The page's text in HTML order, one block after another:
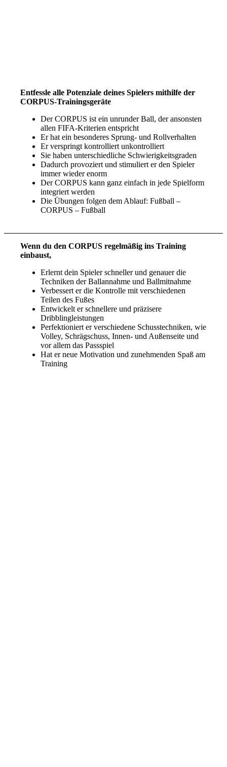
Entfessle alle Potenziale deines Spielers mithilfe der
CORPUS-Trainingsgeräte
Der CORPUS ist ein unrunder Ball, der ansonsten
allen FIFA-Kriterien entspricht
Er hat ein besonderes Sprung- und Rollverhalten
Er verspringt kontrolliert unkontrolliert
Sie haben unterschiedliche Schwierigkeitsgraden
Dadurch provoziert und stimuliert er den Spieler
immer wieder enorm
Der CORPUS kann ganz einfach in jede Spielform
integriert werden
Die Übungen folgen dem Ablauf: Fußball –
CORPUS – Fußball
Wenn du den CORPUS regelmäßig ins Training
einbaust,
Erlernt dein Spieler schneller und genauer die
Techniken der Ballannahme und Ballmitnahme
Verbessert er die Kontrolle mit verschiedenen
Teilen des Fußes
Entwickelt er schnellere und präzisere
Dribblingleistungen
Perfektioniert er verschiedene Schusstechniken, wie
Volley, Schrägschuss, Innen- und Außenseite und
vor allem das Passspiel
Hat er neue Motivation und zunehmenden Spaß am
Training